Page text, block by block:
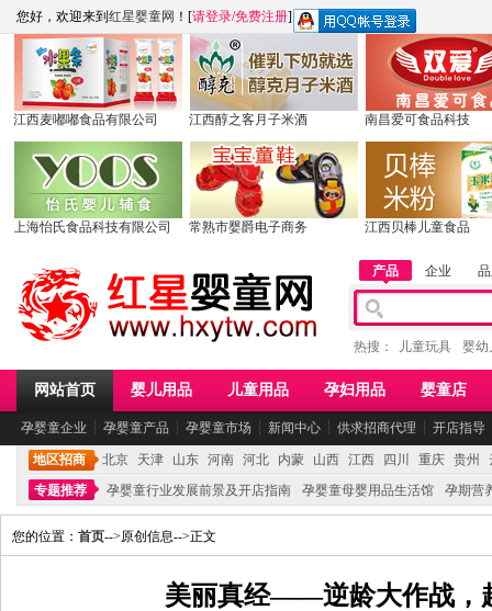
您好，欢迎来到 红星婴童网 ！[请登录/免费注册]
江西麦嘟嘟食品有限公司 江西醇之客月子米酒 南昌爱可食品科技
上海怡氏食品科技有限公司 常熟市婴爵电子商务 江西贝棒儿童食品
产品 企业
热搜： 儿童玩具 婴幼
网站首页 婴儿用品 儿童用品 孕妇用品 婴童店
孕婴童企业 ┆ 孕婴童产品 ┆ 孕婴童市场 ┆ 新闻中心 ┆ 供求招商代理 ┆ 开店指导
地区招商 北京 天津 山东 河南 河北 内蒙 山西 江西 四川 重庆 贵州
专题推荐
孕婴童行业发展前景及开店指南 孕婴童母婴用品生活馆 孕期营
您的位置： 首页-->原创信息-->正文
美丽真经——逆龄大作战，